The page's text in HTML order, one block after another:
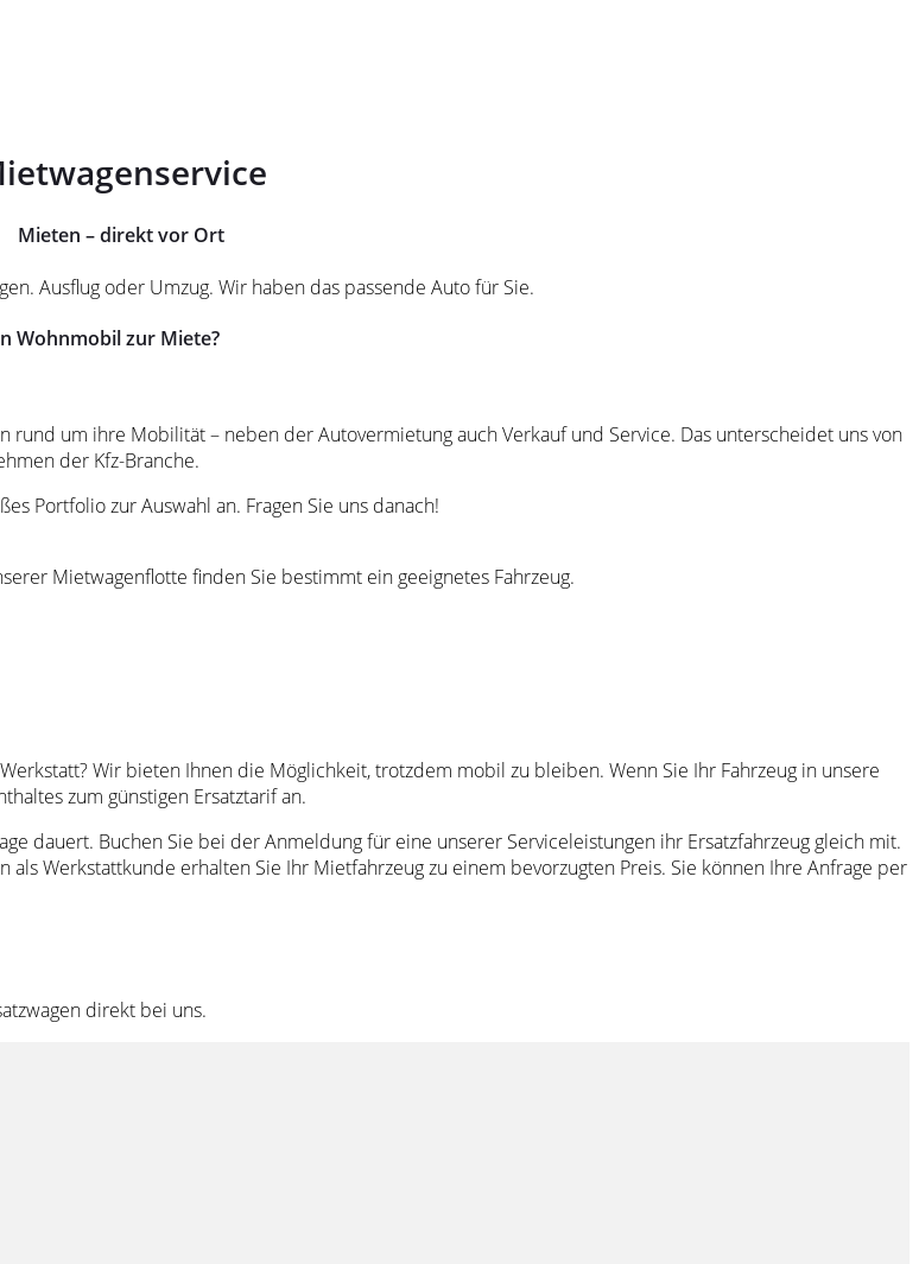
Mieten – direkt vor Ort
Ausflug oder Umzug. Wir haben das passende Auto für Sie.
Wohnmobil zur Miete?
um ihre Mobilität – neben der Autovermietung auch Verkauf und Service. Das unterscheidet uns von
der Kfz-Branche.
Portfolio zur Auswahl an. Fragen Sie uns danach!
Mietwagenflotte finden Sie bestimmt ein geeignetes Fahrzeug.
Wir bieten Ihnen die Möglichkeit, trotzdem mobil zu bleiben. Wenn Sie Ihr Fahrzeug in unsere
zum günstigen Ersatztarif an.
dauert. Buchen Sie bei der Anmeldung für eine unserer Serviceleistungen ihr Ersatzfahrzeug gleich mit.
Werkstattkunde erhalten Sie Ihr Mietfahrzeug zu einem bevorzugten Preis. Sie können Ihre Anfrage per
direkt bei uns.